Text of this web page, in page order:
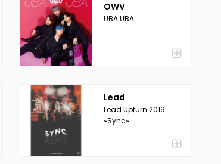
OWV
UBA UBA
Lead
Lead Upturn 2019
~Sync~